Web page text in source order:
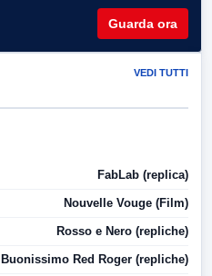
Guarda ora
VEDI TUTTI
FabLab (replica)
Nouvelle Vouge (Film)
Rosso e Nero (repliche)
Buonissimo Red Roger (repliche)